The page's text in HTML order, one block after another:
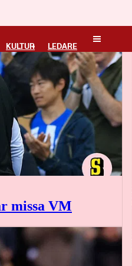
KULTUR LEDARE
missa VM